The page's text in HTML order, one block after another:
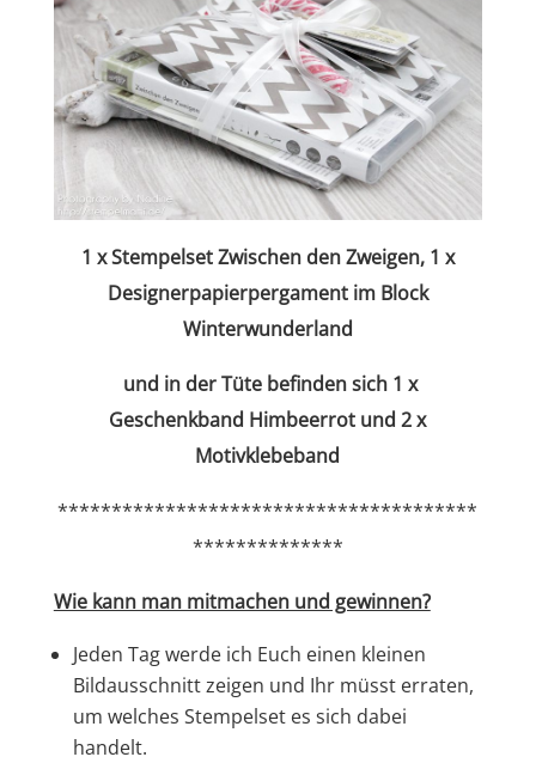
1 x Stempelset Zwischen den Zweigen, 1 x
Designerpapierpergament im Block
Winterwunderland
und in der Tüte befinden sich 1 x
Geschenkband Himbeerrot und 2x
Motivklebeband
***************************************
**************
Wie kann man mitmachen und gewinnen?
Jeden Tag werde ich Euch einen kleinen
Bildausschnitt zeigen und Ihr müsst erraten,
um welches Stempelset es sich dabei
handelt.